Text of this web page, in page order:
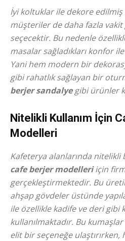
İyi koltuklar ile dekore
müşteriler de daha fazla
seçecektir. Bu nedenle
masalar sağladıkları konfor
Yani hem modern bir
gibi rahatlık sağlayan bir
berjer sandalyegibi ürünler
Nitelikli Kullanım İçin
Modelleri
Kafeterya alanlarında
cafe berjer modelleriiçin
gerçekleştirmektedir. Bu
ahşap gövdeler üstünde
ile özellikle kadife ve deri gibi
kullanılmaktadır. Bu
elit bir seçeneğe